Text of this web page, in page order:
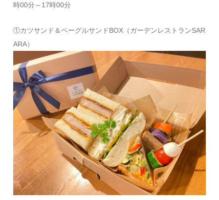
時00分～17時00分
①カツサンド＆ベーグルサンドBOX（ガーデンレストランSAR
ARA）